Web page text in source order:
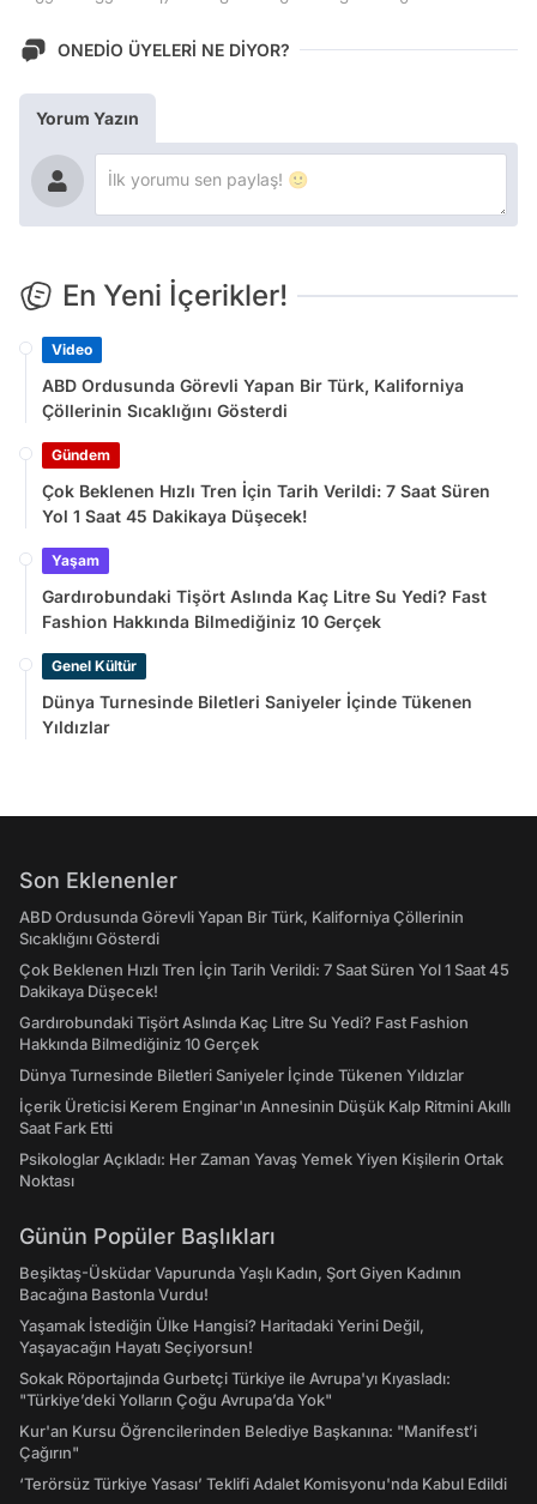
ONEDİO ÜYELERİ NE DİYOR?
Yorum Yazın
En Yeni İçerikler!
Video
ABD Ordusunda Görevli Yapan Bir Türk, Kaliforniya
Çöllerinin Sıcaklığını Gösterdi
Gündem
Çok Beklenen Hızlı Tren İçin Tarih Verildi: 7 Saat Süren
Yol 1 Saat 45 Dakikaya Düşecek!
Yaşam
Gardırobundaki Tişört Aslında Kaç Litre Su Yedi? Fast
Fashion Hakkında Bilmediğiniz 10 Gerçek
Genel Kültür
Dünya Turnesinde Biletleri Saniyeler İçinde Tükenen
Yıldızlar
Son Eklenenler
ABD Ordusunda Görevli Yapan Bir Türk, Kaliforniya Çöllerinin
Sıcaklığını Gösterdi
Çok Beklenen Hızlı Tren İçin Tarih Verildi: 7 Saat Süren Yol 1 Saat 45
Dakikaya Düşecek!
Gardırobundaki Tişört Aslında Kaç Litre Su Yedi? Fast Fashion
Hakkında Bilmediğiniz 10 Gerçek
Dünya Turnesinde Biletleri Saniyeler İçinde Tükenen Yıldızlar
İçerik Üreticisi Kerem Enginar'ın Annesinin Düşük Kalp Ritmini Akıllı
Saat Fark Etti
Psikologlar Açıkladı: Her Zaman Yavaş Yemek Yiyen Kişilerin Ortak
Noktası
Günün Popüler Başlıkları
Beşiktaş-Üsküdar Vapurunda Yaşlı Kadın, Şort Giyen Kadının
Bacağına Bastonla Vurdu!
Yaşamak İstediğin Ülke Hangisi? Haritadaki Yerini Değil,
Yaşayacağın Hayatı Seçiyorsun!
Sokak Röportajında Gurbetçi Türkiye ile Avrupa'yı Kıyasladı:
"Türkiye’deki Yolların Çoğu Avrupa’da Yok"
Kur'an Kursu Öğrencilerinden Belediye Başkanına: "Manifest’i
Çağırın"
‘Terörsüz Türkiye Yasası’ Teklifi Adalet Komisyonu'nda Kabul Edildi